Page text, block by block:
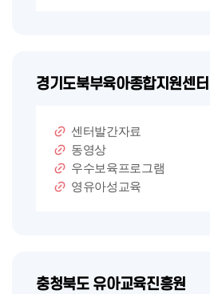
경기도북부육아종합지원센터
센터발간자료
동영상
우수보육프로그램
영유아성교육
충청북도 유아교육진흥원